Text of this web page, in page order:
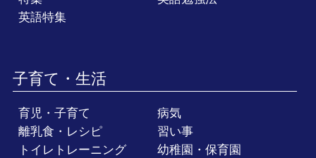
英語特集
子育て・生活
育児・子育て
病気
離乳食・レシピ
習い事
トイレトレーニング
幼稚園・保育園